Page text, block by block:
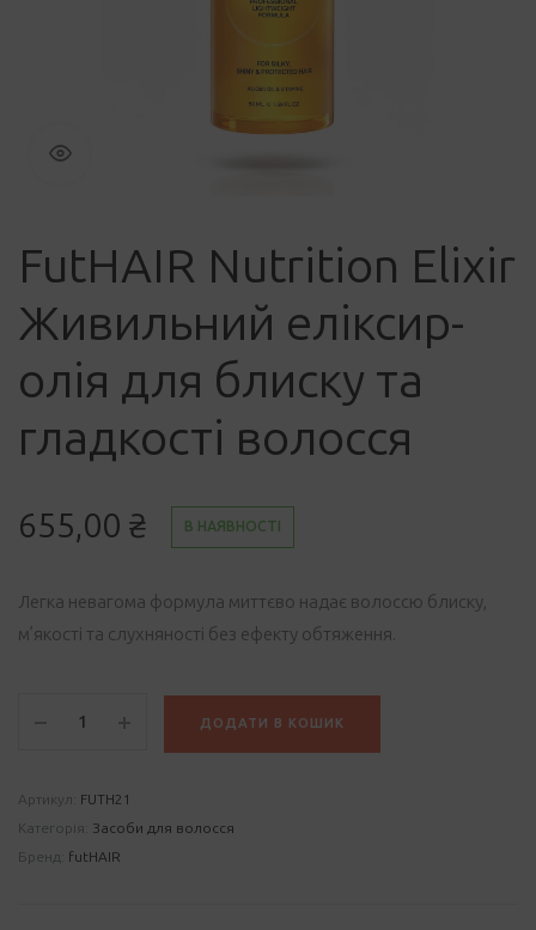
FutHAIR Nutrition Elixir
Живильний еліксир-
олія для блиску та
гладкості волосся
655,00 ₴ В НАЯВНОСТІ
Легка невагома формула миттєво надає волоссю блиску,
м’якості та слухняності без ефекту обтяження.
Nutrition
Живильний
еліксир-
олія
ДОДАТИ В КОШИК
Артикул: FUTH21
Категорія: Засоби для волосся
Бренд: futHAIR